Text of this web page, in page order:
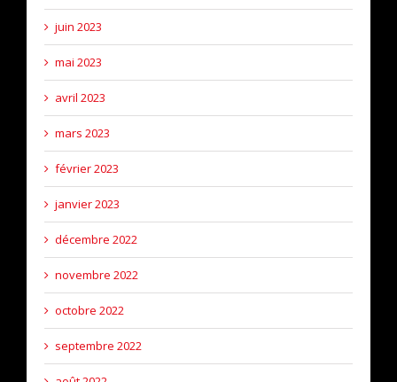
juin 2023
mai 2023
avril 2023
mars 2023
février 2023
janvier 2023
décembre 2022
novembre 2022
octobre 2022
septembre 2022